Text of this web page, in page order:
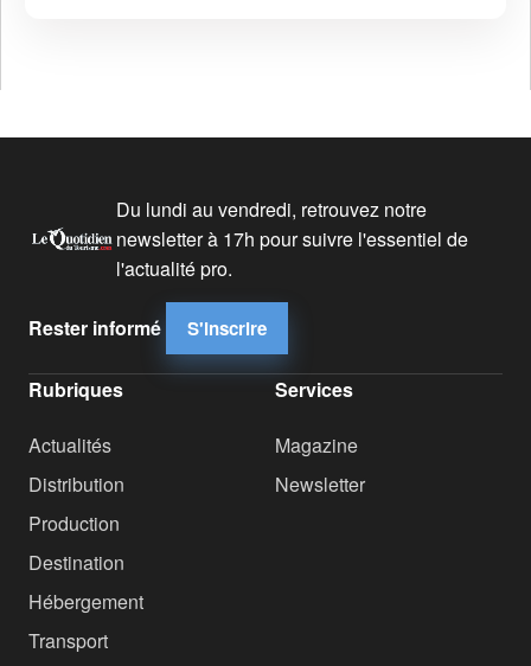
Du lundi au vendredi, retrouvez notre
newsletter à 17h pour suivre l'essentiel de
l'actualité pro.
Rester informé S'inscrire
Rubriques
Actualités
Distribution
Production
Destination
Hébergement
Transport
Services
Magazine
Newsletter